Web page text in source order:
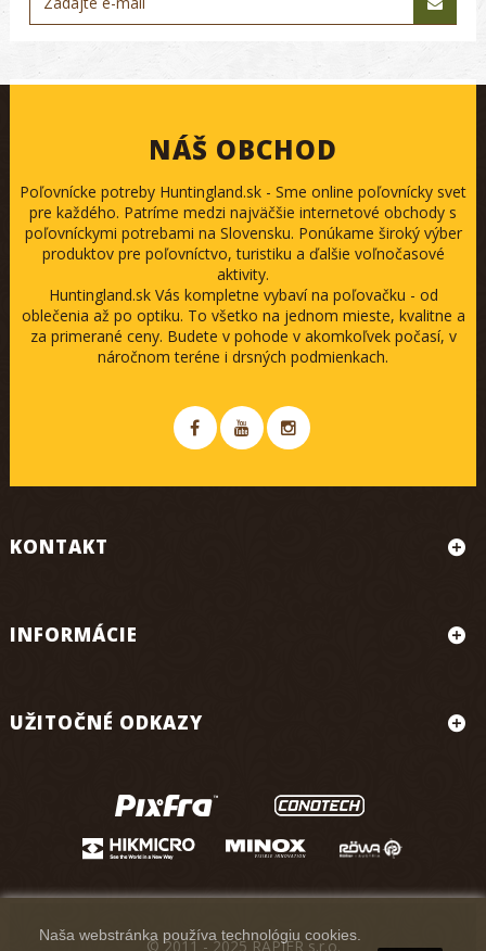
NÁŠ OBCHOD
Poľovnícke potreby Huntingland.sk - Sme online poľovnícky svet
pre každého. Patríme medzi najväčšie internetové obchody s
poľovníckymi potrebami na Slovensku. Ponúkame široký výber
produktov pre poľovníctvo, turistiku a ďalšie voľnočasové
aktivity.
Huntingland.sk Vás kompletne vybaví na poľovačku - od
oblečenia až po optiku. To všetko na jednom mieste, kvalitne a
za primerané ceny. Budete v pohode v akomkoľvek počasí, v
náročnom teréne i drsných podmienkach.
KONTAKT
INFORMÁCIE
UŽITOČNÉ ODKAZY
Naša webstránka používa technológiu cookies.
© 2011 - 2025 RAPIER s.r.o.